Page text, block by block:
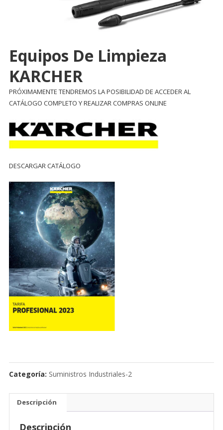
Equipos De Limpieza
KARCHER
PRÓXIMAMENTE TENDREMOS LA POSIBILIDAD DE ACCEDER AL
CATÁLOGO COMPLETO Y REALIZAR COMPRAS ONLINE
DESCARGAR CATÁLOGO
Categoría: Suministros Industriales-2
Descripción
Descripción